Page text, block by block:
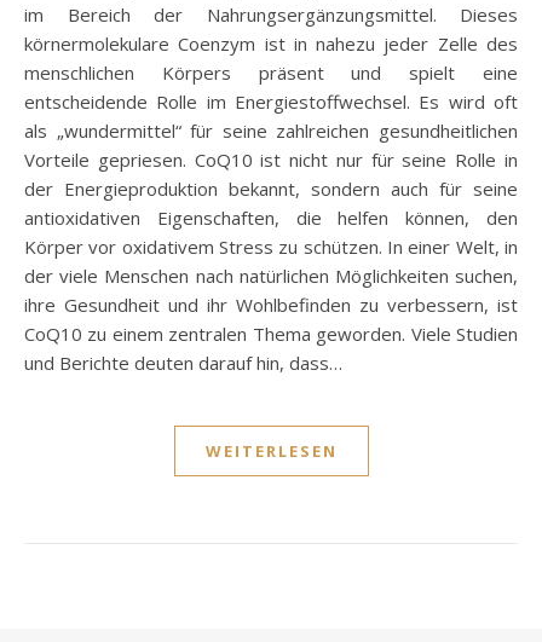
im Bereich der Nahrungsergänzungsmittel. Dieses
körnermolekulare Coenzym ist in nahezu jeder Zelle des
menschlichen Körpers präsent und spielt eine
entscheidende Rolle im Energiestoffwechsel. Es wird oft
als „wundermittel“ für seine zahlreichen gesundheitlichen
Vorteile gepriesen. CoQ10 ist nicht nur für seine Rolle in
der Energieproduktion bekannt, sondern auch für seine
antioxidativen Eigenschaften, die helfen können, den
Körper vor oxidativem Stress zu schützen. In einer Welt, in
der viele Menschen nach natürlichen Möglichkeiten suchen,
ihre Gesundheit und ihr Wohlbefinden zu verbessern, ist
CoQ10 zu einem zentralen Thema geworden. Viele Studien
und Berichte deuten darauf hin, dass…
WEITERLESEN